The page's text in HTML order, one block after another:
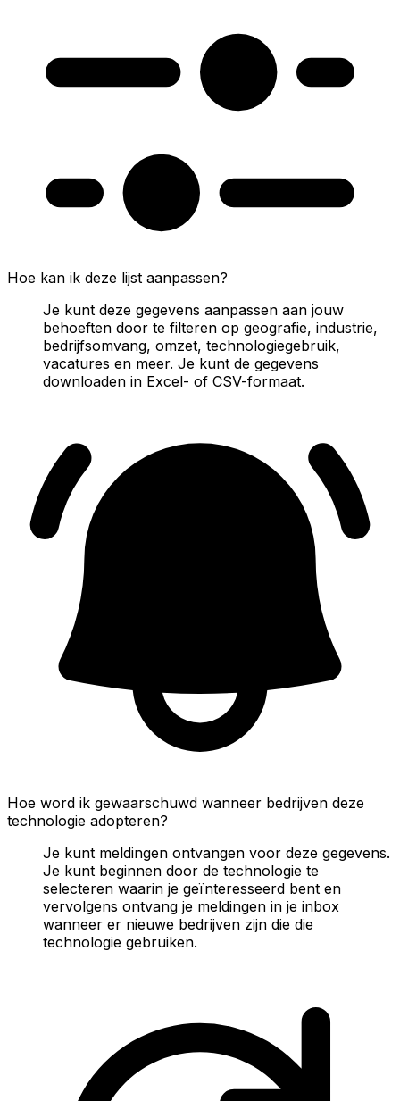
Hoe kan ik deze lijst aanpassen?
Je kunt deze gegevens aanpassen aan jouw
behoeften door te filteren op geografie, industrie,
bedrijfsomvang, omzet, technologiegebruik,
vacatures en meer. Je kunt de gegevens
downloaden in Excel- of CSV-formaat.
Hoe word ik gewaarschuwd wanneer bedrijven deze
technologie adopteren?
Je kunt meldingen ontvangen voor deze gegevens.
Je kunt beginnen door de technologie te
selecteren waarin je geïnteresseerd bent en
vervolgens ontvang je meldingen in je inbox
wanneer er nieuwe bedrijven zijn die die
technologie gebruiken.